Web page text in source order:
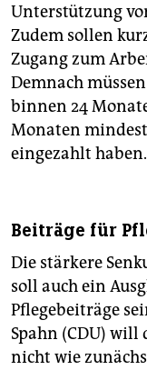
Unterstützung
Zudem sollen
Zugang zum
Demnach
binnen 24
Monaten
eingezahlt haben.
Beiträge für
Die stärkere
soll auch ein
Pflegebeiträge
Spahn (CDU) will
nicht wie